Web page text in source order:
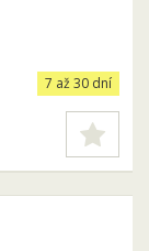
7 až 30 dní